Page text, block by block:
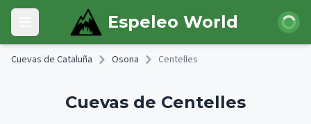
Skip to main content
Open main menu Espeleo World Iniciar
Cuevas de Cataluña Osona Centelles
Cuevas de Centelles